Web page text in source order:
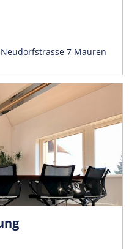
7 Mauren